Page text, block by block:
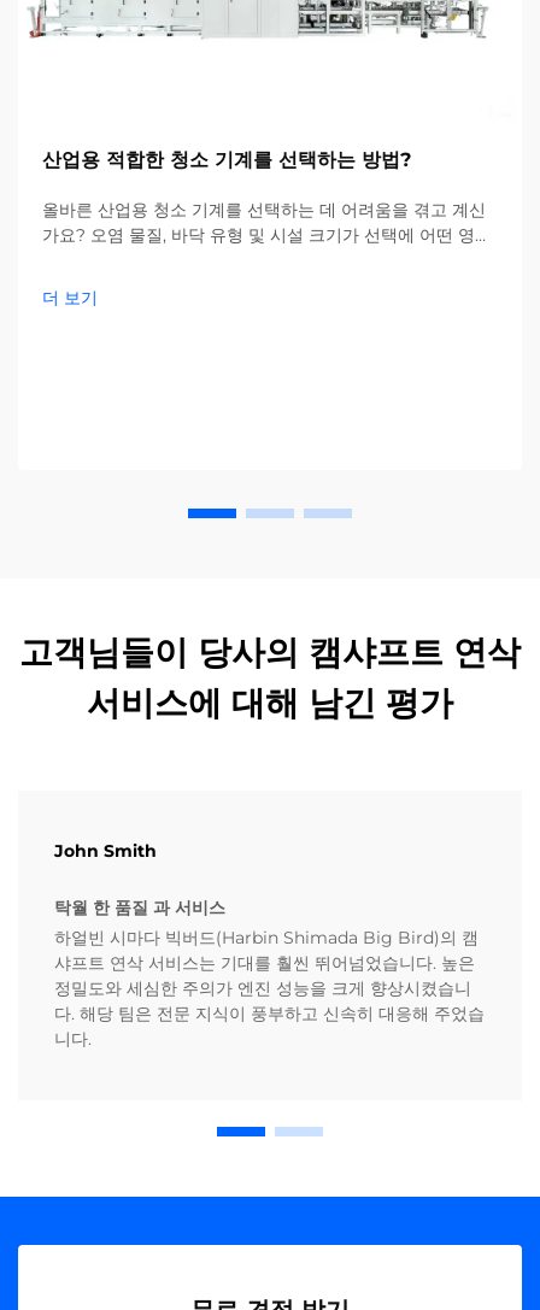
산업용 적합한 청소 기계를 선택하는 방법?
올바른 산업용 청소 기계를 선택하는 데 어려움을 겪고 계신
가요? 오염 물질, 바닥 유형 및 시설 크기가 선택에 어떤 영향
세요—지금 바로 전체 가이드를 확인하세요.
더 보기
고객님들이 당사의 캠샤프트 연삭
서비스에 대해 남긴 평가
John Smith
탁월 한 품질 과 서비스
하얼빈 시마다 빅버드(Harbin Shimada Big Bird)의 캠
샤프트 연삭 서비스는 기대를 훨씬 뛰어넘었습니다. 높은
정밀도와 세심한 주의가 엔진 성능을 크게 향상시켰습니
다. 해당 팀은 전문 지식이 풍부하고 신속히 대응해 주었습
니다.